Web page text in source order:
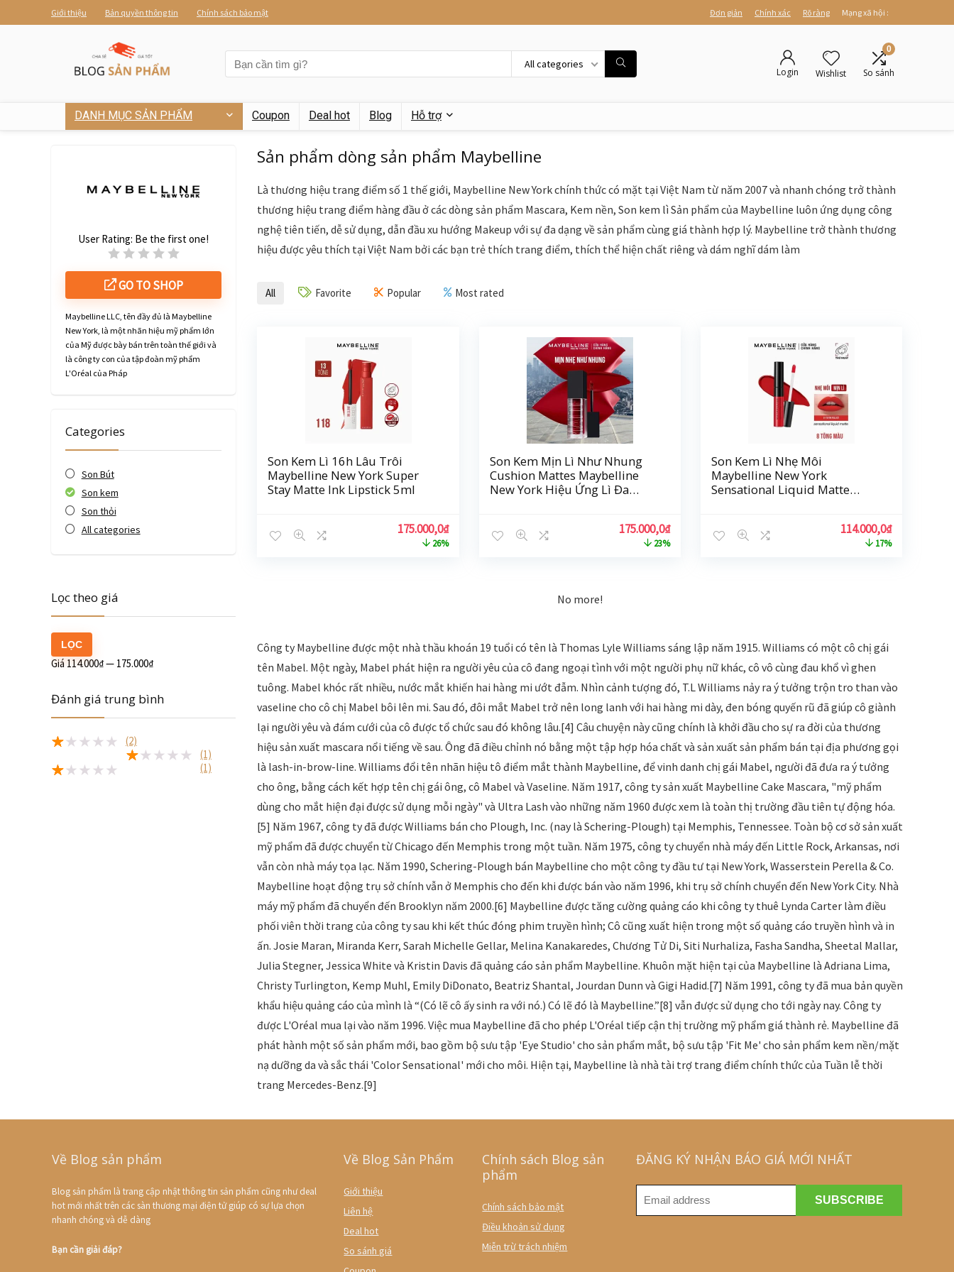
Giới thiệu Bản quyền thông tin Chính sách bảo mật Đơn giản Chính xác Rõ ràng Mạng xã hội :
All categories
Login Wishlist
0
So sánh
DANH MỤC SẢN PHẨM Coupon Deal hot Blog Hỗ trợ
Sản phẩm dòng sản phẩm Maybelline
Là thương hiệu trang điểm số 1 thế giới, Maybelline New York chính thức có mặt tại Việt Nam từ năm 2007 và nhanh chóng trở thành
thương hiệu trang điểm hàng đầu ở các dòng sản phẩm Mascara, Kem nền, Son kem lì Sản phẩm của Maybelline luôn ứng dụng công
nghệ tiên tiến, dễ sử dụng, dẫn đầu xu hướng Makeup với sự đa dạng về sản phẩm cùng giá thành hợp lý. Maybelline trở thành thương
hiệu được yêu thích tại Việt Nam bởi các bạn trẻ thích trang điểm, thích thể hiện chất riêng và dám nghĩ dám làm
User Rating: Be the first one!
GO TO SHOP
Maybelline LLC, tên đầy đủ là Maybelline
New York, là một nhãn hiệu mỹ phẩm lớn
của Mỹ được bày bán trên toàn thế giới và
là công ty con của tập đoàn mỹ phẩm
L'Oréal của Pháp
Categories
Son Bút
Son kem
Son thỏi
All categories
All Favorite Popular Most rated
Son Kem Lì 16h Lâu Trôi
Maybelline New York Super
Stay Matte Ink Lipstick 5ml
175.000,0₫
26%
Son Kem Mịn Lì Như Nhung
Cushion Mattes Maybelline
New York Hiệu Ứng Lì Đa
175.000,0₫
23%
Son Kem Lì Nhẹ Môi
Maybelline New York
Sensational Liquid Matte
114.000,0₫
17%
No more!
Công ty Maybelline được một nhà thầu khoán 19 tuổi có tên là Thomas Lyle Williams sáng lập năm 1915. Williams có một cô chị gái
tên Mabel. Một ngày, Mabel phát hiện ra người yêu của cô đang ngoại tình với một người phụ nữ khác, cô vô cùng đau khổ vì ghen
tuông. Mabel khóc rất nhiều, nước mắt khiến hai hàng mi ướt đẫm. Nhìn cảnh tượng đó, T.L Williams nảy ra ý tưởng trộn tro than vào
vaseline cho cô chị Mabel bôi lên mi. Sau đó, đôi mắt Mabel trở nên long lanh với hai hàng mi dày, đen bóng quyến rũ đã giúp cô giành
lại người yêu và đám cưới của cô được tổ chức sau đó không lâu.[4] Câu chuyện này cũng chính là khởi đầu cho sự ra đời của thương
hiệu sản xuất mascara nổi tiếng về sau. Ông đã điều chỉnh nó bằng một tập hợp hóa chất và sản xuất sản phẩm bán tại địa phương gọi
là lash-in-brow-line. Williams đổi tên nhãn hiệu tô điểm mắt thành Maybelline, để vinh danh chị gái Mabel, người đã đưa ra ý tưởng
cho ông, bằng cách kết hợp tên chị gái ông, cô Mabel và Vaseline. Năm 1917, công ty sản xuất Maybelline Cake Mascara, "mỹ phẩm
dùng cho mắt hiện đại được sử dụng mỗi ngày" và Ultra Lash vào những năm 1960 được xem là toàn thị trường đầu tiên tự động hóa.
[5] Năm 1967, công ty đã được Williams bán cho Plough, Inc. (nay là Schering-Plough) tại Memphis, Tennessee. Toàn bộ cơ sở sản xuất
mỹ phẩm đã được chuyển từ Chicago đến Memphis trong một tuần. Năm 1975, công ty chuyển nhà máy đến Little Rock, Arkansas, nơi
vẫn còn nhà máy tọa lạc. Năm 1990, Schering-Plough bán Maybelline cho một công ty đầu tư tại New York, Wasserstein Perella & Co.
Maybelline hoạt động trụ sở chính vẫn ở Memphis cho đến khi được bán vào năm 1996, khi trụ sở chính chuyển đến New York City. Nhà
máy mỹ phẩm đã chuyển đến Brooklyn năm 2000.[6] Maybelline được tăng cường quảng cáo khi công ty thuê Lynda Carter làm điều
phối viên thời trang của công ty sau khi kết thúc đóng phim truyền hình; Cô cũng xuất hiện trong một số quảng cáo truyền hình và in
ấn. Josie Maran, Miranda Kerr, Sarah Michelle Gellar, Melina Kanakaredes, Chương Tử Di, Siti Nurhaliza, Fasha Sandha, Sheetal Mallar,
Julia Stegner, Jessica White và Kristin Davis đã quảng cáo sản phẩm Maybelline. Khuôn mặt hiện tại của Maybelline là Adriana Lima,
Christy Turlington, Kemp Muhl, Emily DiDonato, Beatriz Shantal, Jourdan Dunn và Gigi Hadid.[7] Năm 1991, công ty đã mua bản quyền
khẩu hiệu quảng cáo của mình là “(Có lẽ cô ấy sinh ra với nó.) Có lẽ đó là Maybelline.”[8] vẫn được sử dụng cho tới ngày nay. Công ty
được L'Oréal mua lại vào năm 1996. Việc mua Maybelline đã cho phép L'Oréal tiếp cận thị trường mỹ phẩm giá thành rẻ. Maybelline đã
phát hành một số sản phẩm mới, bao gồm bộ sưu tập 'Eye Studio' cho sản phẩm mắt, bộ sưu tập 'Fit Me' cho sản phẩm kem nền/mặt
nạ dưỡng da và sắc thái 'Color Sensational' mới cho môi. Hiện tại, Maybelline là nhà tài trợ trang điểm chính thức của Tuần lễ thời
trang Mercedes-Benz.[9]
Lọc theo giá
LỌC
Giá 114.000₫— 175.000₫
Đánh giá trung bình
★
★
★
★
★
(2)
(1)
(1)
Về Blog sản phẩm
Blog sản phẩm là trang cập nhật thông tin sản phẩm cũng như deal
hot mới nhất trên các sàn thương mại điện tử giúp có sự lựa chọn
nhanh chóng và dễ dàng
Bạn cần giải đáp?
Về Blog Sản Phẩm
Giới thiệu
Liên hệ
Deal hot
So sánh giá
Chính sách Blog sản
phẩm
Chính sách bảo mật
Điều khoản sử dụng
Miễn trừ trách nhiệm
ĐĂNG KÝ NHẬN BÁO GIÁ MỚI NHẤT